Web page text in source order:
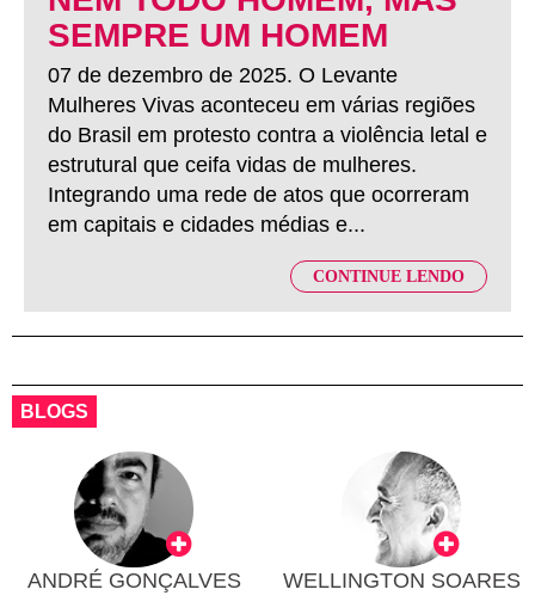
SEMPRE UM HOMEM
07 de dezembro de 2025. O Levante
Mulheres Vivas aconteceu em várias regiões
do Brasil em protesto contra a violência letal e
estrutural que ceifa vidas de mulheres.
Integrando uma rede de atos que ocorreram
em capitais e cidades médias e...
CONTINUE LENDO
BLOGS
ANDRÉ GONÇALVES WELLINGTON SOARES